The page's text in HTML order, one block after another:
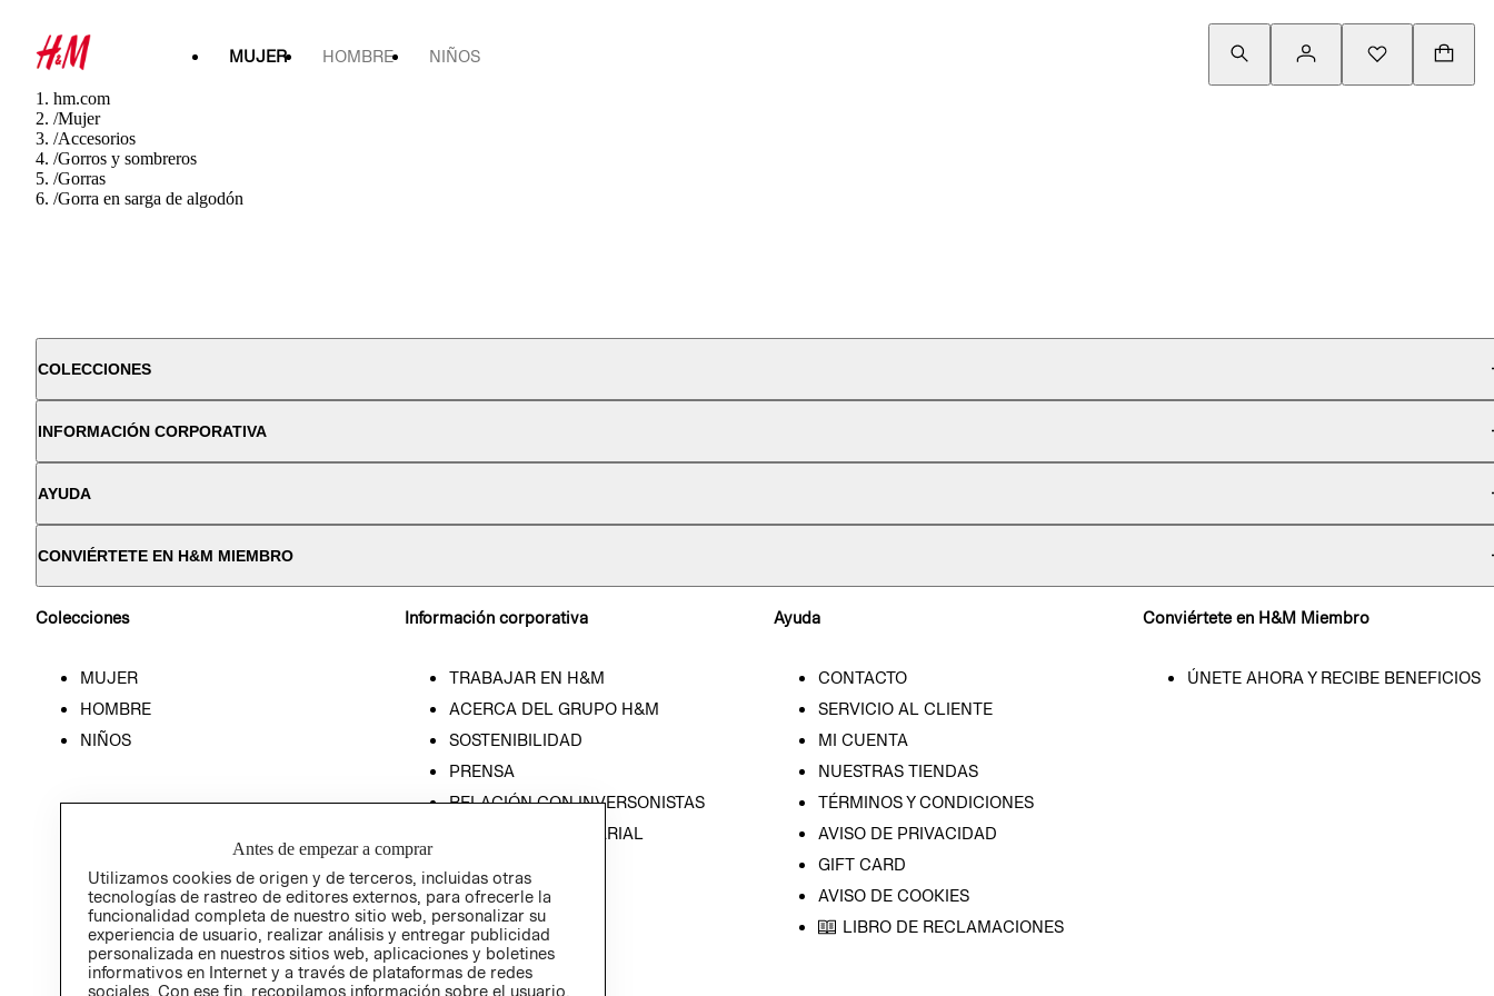
MUJER HOMBRE NIÑOS
hm.com
/Mujer
/Accesorios
/Gorros y sombreros
/Gorras
/Gorra en sarga de algodón
COLECCIONES
INFORMACIÓN CORPORATIVA
AYUDA
CONVIÉRTETE EN H&M MIEMBRO
Colecciones
MUJER
HOMBRE
NIÑOS
Información corporativa
TRABAJAR EN H&M
ACERCA DEL GRUPO H&M
SOSTENIBILIDAD
PRENSA
RELACIÓN CON INVERSONISTAS
POLÍTICA EMPRESARIAL
Ayuda
CONTACTO
SERVICIO AL CLIENTE
MI CUENTA
NUESTRAS TIENDAS
TÉRMINOS Y CONDICIONES
AVISO DE PRIVACIDAD
GIFT CARD
AVISO DE COOKIES
LIBRO DE RECLAMACIONES
Conviértete en H&M Miembro
ÚNETE AHORA Y RECIBE BENEFICIOS
Antes de empezar a comprar
Utilizamos cookies de origen y de terceros, incluidas otras
tecnologías de rastreo de editores externos, para ofrecerle la
funcionalidad completa de nuestro sitio web, personalizar su
experiencia de usuario, realizar análisis y entregar publicidad
personalizada en nuestros sitios web, aplicaciones y boletines
informativos en Internet y a través de plataformas de redes
sociales. Con ese fin, recopilamos información sobre el usuario,